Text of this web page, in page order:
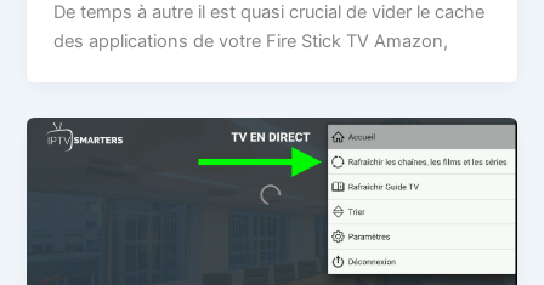
De temps à autre il est quasi crucial de vider le cache
des applications de votre Fire Stick TV Amazon,